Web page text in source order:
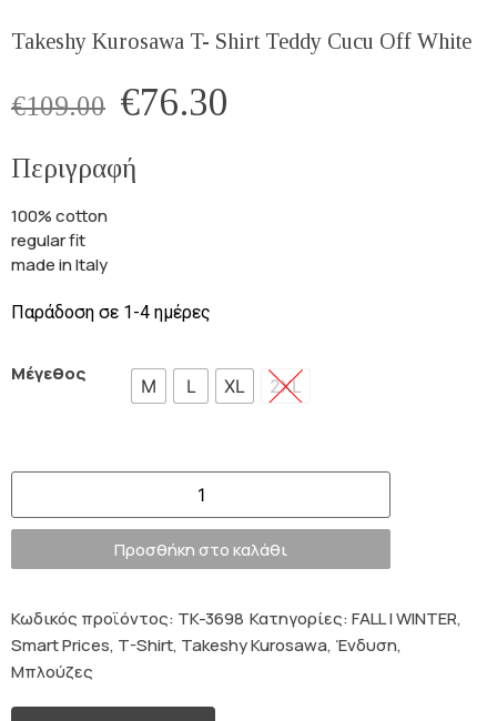
Takeshy Kurosawa T- Shirt Teddy Cucu Off White
€109.00 €76.30
Περιγραφή
100% cotton
regular fit
made in Italy
Παράδοση σε 1-4 ημέρες
Μέγεθος
M L XL 2XL
Προσθήκη στο καλάθι
Κωδικός προϊόντος: TK-3698 Κατηγορίες:FALL | WINTER,
Smart Prices, T-Shirt, Takeshy Kurosawa, Ένδυση,
Μπλούζες